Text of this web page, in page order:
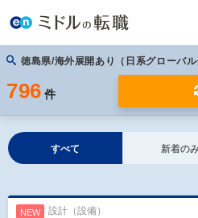
徳島県/海外展開あり（日系グローバル
796 件
すべて 新着の
NEW 設計（設備）